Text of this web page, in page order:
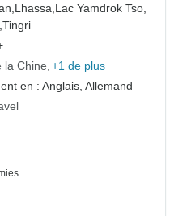
Lhassa,Lac Yamdrok Tso,
Tingri
la Chine +1 de plus
en : Anglais, Allemand